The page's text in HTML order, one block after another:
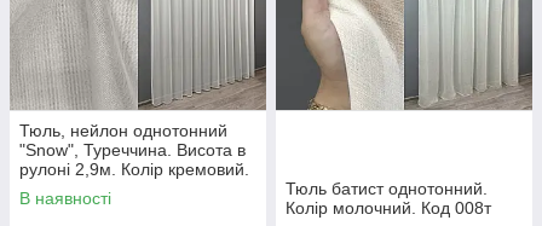
Тюль, нейлон однотонний
"Snow", Туреччина. Висота в
рулоні 2,9м. Колір кремовий.
Код 1203т Готова тюль з
тасьмою (3х2.7м.)
В наявності
Тюль батист однотонний.
Колір молочний. Код 008т